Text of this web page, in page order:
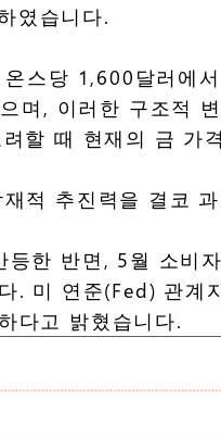
였습니다.
스당 1,600달러에
며, 이러한 구조적
할 때 현재의 금
적 추진력을 결코
한 반면, 5월 소비
. 미 연준(Fed) 관
다고 밝혔습니다.